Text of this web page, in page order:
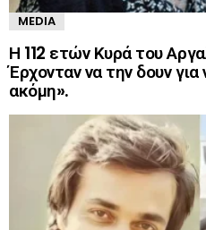
MEDIA
Η 112 ετών Κυρά του
Έρχονταν να την δουν για
ακόμη».